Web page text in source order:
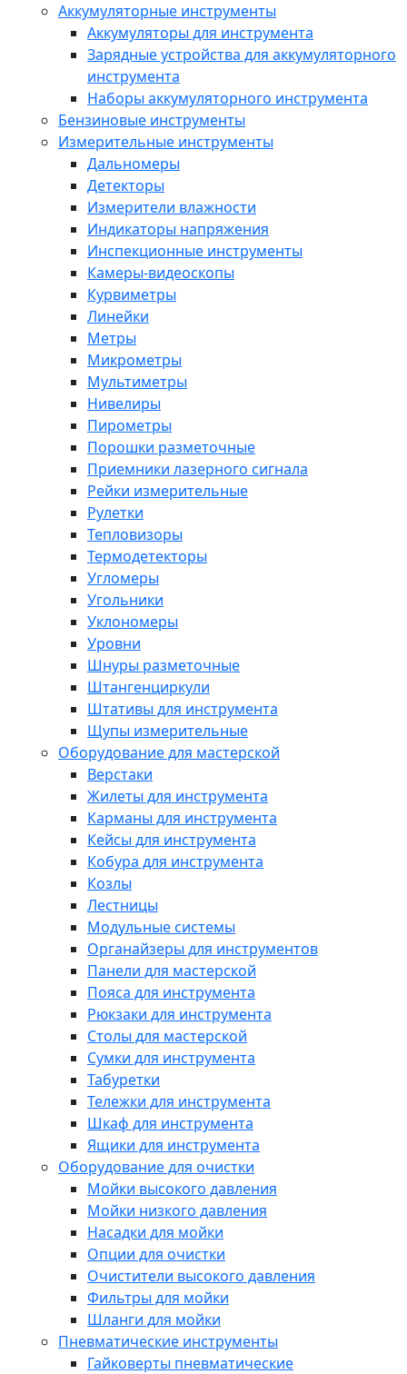
Аккумуляторные инструменты
Аккумуляторы для инструмента
Зарядные устройства для аккумуляторного
инструмента
Наборы аккумуляторного инструмента
Бензиновые инструменты
Измерительные инструменты
Дальномеры
Детекторы
Измерители влажности
Индикаторы напряжения
Инспекционные инструменты
Камеры-видеоскопы
Курвиметры
Линейки
Метры
Микрометры
Мультиметры
Нивелиры
Пирометры
Порошки разметочные
Приемники лазерного сигнала
Рейки измерительные
Рулетки
Тепловизоры
Термодетекторы
Угломеры
Угольники
Уклономеры
Уровни
Шнуры разметочные
Штангенциркули
Штативы для инструмента
Щупы измерительные
Оборудование для мастерской
Верстаки
Жилеты для инструмента
Карманы для инструмента
Кейсы для инструмента
Кобура для инструмента
Козлы
Лестницы
Модульные системы
Органайзеры для инструментов
Панели для мастерской
Пояса для инструмента
Рюкзаки для инструмента
Столы для мастерской
Сумки для инструмента
Табуретки
Тележки для инструмента
Шкаф для инструмента
Ящики для инструмента
Оборудование для очистки
Мойки высокого давления
Мойки низкого давления
Насадки для мойки
Опции для очистки
Очистители высокого давления
Фильтры для мойки
Шланги для мойки
Пневматические инструменты
Гайковерты пневматические